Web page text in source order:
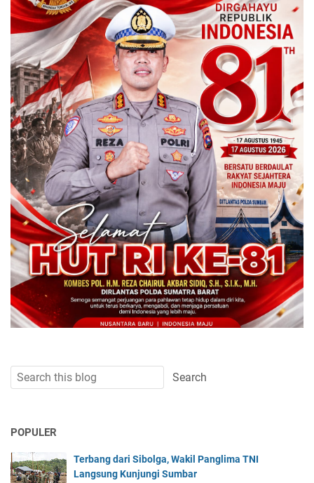
POPULER
Terbang dari Sibolga, Wakil Panglima TNI
Langsung Kunjungi Sumbar